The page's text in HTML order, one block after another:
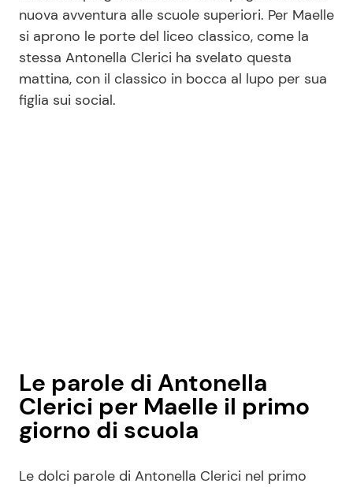
Festività Ricette per Bambini
Seguici
Privacy Policy
nuova avventura alle scuole superiori. Per Maelle
si aprono le porte del liceo classico, come la
stessa Antonella Clerici ha svelato questa
mattina, con il classico in bocca al lupo per sua
figlia sui social.
Le parole di Antonella
Clerici per Maelle il primo
giorno di scuola
Le dolci parole di Antonella Clerici nel primo